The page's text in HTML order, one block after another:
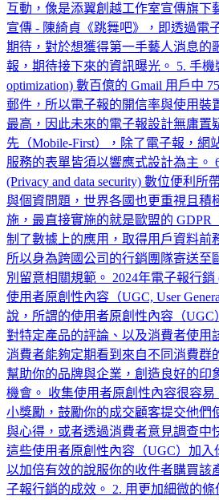
互動，像是添翼創越工作室宣傳旗下
宣傳 - 陳綺貞《跳舞吧》，即透過電
期待，對於想獲得第一手藝人消息的
報，期待接下來的資訊曝光。 5. 手機
optimization) 數百億的 Gmail 用戶中
郵件，所以電子報的開信率與使用裝
最高，因此未來的電子報設計無庸置
先（Mobile-First），除了電子報，網
服務的表單皆須以響應式設計為主。
(Privacy and data security) 數位便利
與個資問題，世界各國也更重視且積
施，最直接實施的就是歐盟的 GDPR
制了數據上的應用，取得用戶資料前
所以身為跨國公司的行銷團隊寄送至
別留意相關規範。 2024年電子報行
使用者原創性內容（UGC, User
說，所謂的使用者原創性內容（
對特定產品的評論、以及消費者使用
消費者能夠定期看到來自不同消費群
幫助你的品牌與企業，創造良好的印
機會。 收集使用者原創性內容很容
小獎勵，鼓勵你的成交顧客提交他們
與心得，或者透過消費者意見調查中
這些使用者原創性內容（UGC）加
以加倍有效的說服你的收件者購買該
子報行銷的成效。 2. 用更加細微的